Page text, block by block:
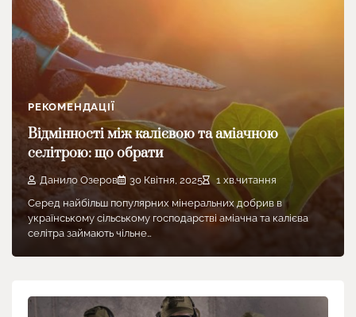
РЕКОМЕНДАЦІЇ
Відмінності між калієвою та аміачною
селітрою: що обрати
Данило Озеров 30 Квітня, 2025
1 хв.читання
Серед найбільш популярних мінеральних добрив в
українському сільському господарстві аміачна та калієва
селітра займають чільне…